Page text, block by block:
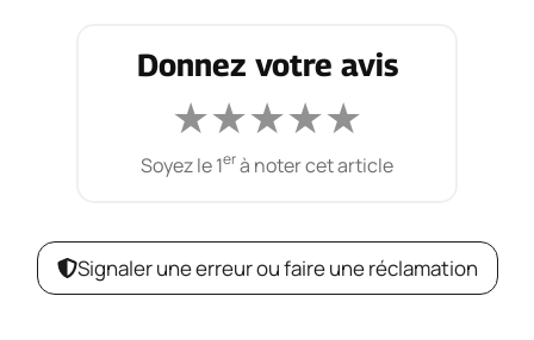
Donnez votre avis
★★★★★
Soyez le 1erà noter cet article
Signaler une erreur ou faire une réclamation